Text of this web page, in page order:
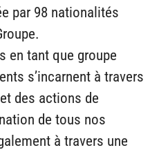
par 98 nationalités
en tant que groupe
s’incarnent à travers
des actions de
de tous nos
à travers une